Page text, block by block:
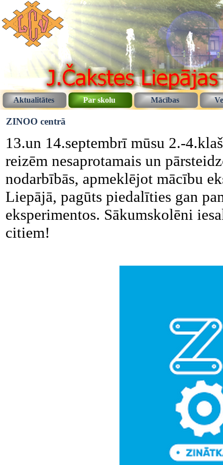
Aktualitātes Par skolu Mācības
ZINOO centrā
13.un 14.septembrī mūsu 2.-
reizēm nesaprotamais un
nodarbībās, apmeklējot mācību
Liepājā, pagūts piedalīties gan
eksperimentos. Sākumskolēni
citiem!